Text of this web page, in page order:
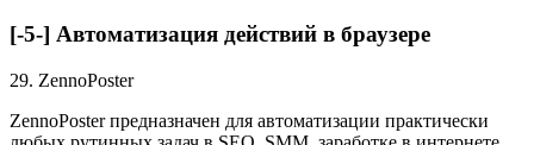
[-5-] Автоматизация действий в браузере
29. ZennoPoster
ZennoPoster предназначен для автоматизации практически